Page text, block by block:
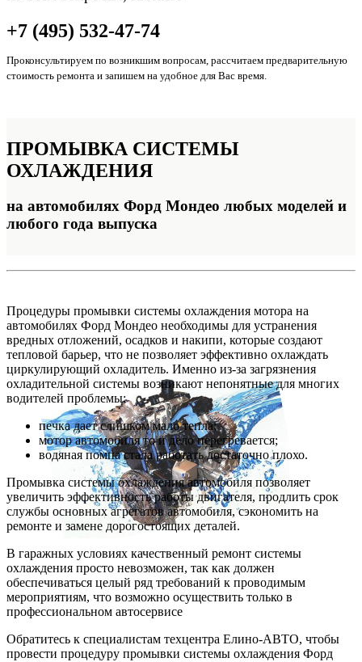
+7 (495) 532-47-74
Проконсультируем по возникшим вопросам, рассчитаем предварительную
стоимость ремонта и запишем на удобное для Вас время.
ПРОМЫВКА СИСТЕМЫ
ОХЛАЖДЕНИЯ
на автомобилях Форд Мондео любых моделей и
любого года выпуска
Процедуры промывки системы охлаждения мотора на
автомобилях Форд Мондео необходимы для устранения
вредных отложений, осадков и накипи, которые создают
тепловой барьер, что не позволяет эффективно охлаждать
циркулирующий охладитель. Именно из-за загрязнения
охладительной системы возникают непонятные для многих
водителей проблемы:
печка дает слишком мало тепла;
мотор автомобиля то и дело перегревается;
водяная помпа стала работать достаточно плохо.
Промывка системы охлаждения автомобиля позволяет
увеличить эффективность работы двигателя, продлить срок
службы основных агрегатов автомобиля, сэкономить на
ремонте и замене дорогостоящих деталей.
В гаражных условиях качественный ремонт системы
охлаждения просто невозможен, так как должен
обеспечиваться целый ряд требований к проводимым
мероприятиям, что возможно осуществить только в
профессиональном автосервисе
Обратитесь к специалистам техцентра Елино-АВТО, чтобы
провести процедуру промывки системы охлаждения Форд